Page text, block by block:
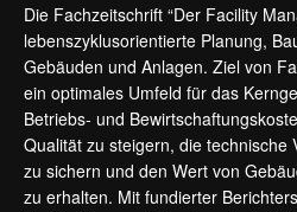
Die Fachzeitschrift “Der Facility
lebenszyklusorientierte Planung,
Gebäuden und Anlagen. Ziel von
ein optimales Umfeld für das
Betriebs- und
Qualität zu steigern, die technische
zu sichern und den Wert von
zu erhalten. Mit fundierter